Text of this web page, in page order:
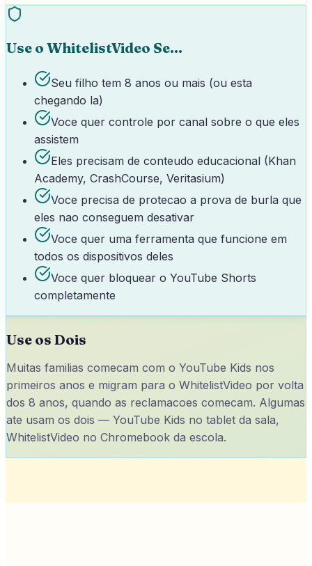
Use o WhitelistVideo Se...
Seu filho tem 8 anos ou mais (ou esta
chegando la)
Voce quer controle por canal sobre o que eles
assistem
Eles precisam de conteudo educacional (Khan
Academy, CrashCourse, Veritasium)
Voce precisa de protecao a prova de burla que
eles nao conseguem desativar
Voce quer uma ferramenta que funcione em
todos os dispositivos deles
Voce quer bloquear o YouTube Shorts
completamente
Use os Dois
Muitas familias comecam com o YouTube Kids nos
primeiros anos e migram para o WhitelistVideo por volta
dos 8 anos, quando as reclamacoes comecam. Algumas
ate usam os dois — YouTube Kids no tablet da sala,
WhitelistVideo no Chromebook da escola.